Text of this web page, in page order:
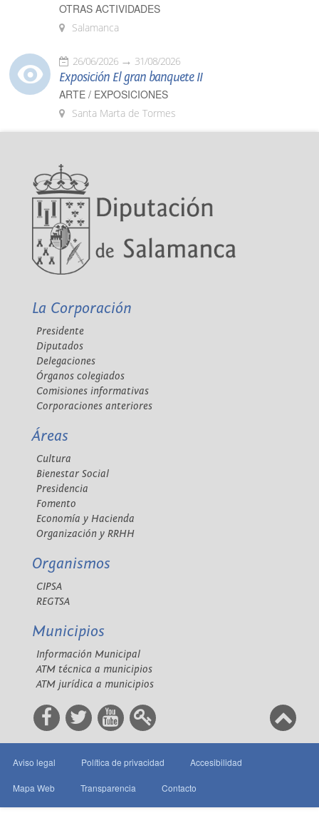
OTRAS ACTIVIDADES
Salamanca
26/06/2026 31/08/2026
Exposición El gran banquete II
ARTE / EXPOSICIONES
Santa Marta de Tormes
La Corporación
Presidente
Diputados
Delegaciones
Órganos colegiados
Comisiones informativas
Corporaciones anteriores
Áreas
Cultura
Bienestar Social
Presidencia
Fomento
Economía y Hacienda
Organización y RRHH
Organismos
CIPSA
REGTSA
Municipios
Información Municipal
ATM técnica a municipios
ATM jurídica a municipios
Aviso legal Política de privacidad Accesibilidad
Mapa Web Transparencia Contacto